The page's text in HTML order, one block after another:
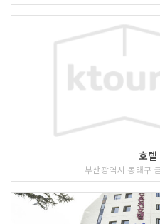
호
부산광역시 동래구